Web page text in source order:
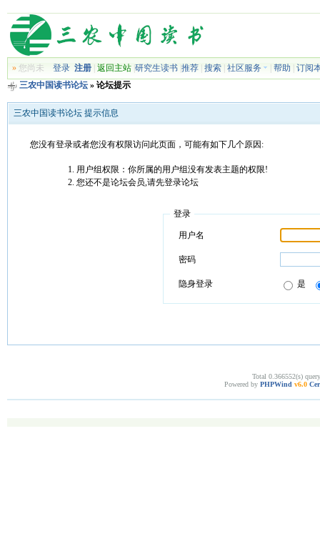
»您尚未 登录 注册| 返回主站| 研究生读书| 推荐| 搜索| 社区服务 帮助
订阅
三农中国读书论坛» 论坛提示
三农中国读书论坛 提示信息
您没有登录或者您没有权限访问此页面，可能有如下几个原因:
用户组权限：你所属的用户组没有发表主题的权限!
您还不是论坛会员,请先登录论坛
登录
用户名
密码
隐身登录 是
Total 0.366552(s)
Powered by PHPWind v6.0